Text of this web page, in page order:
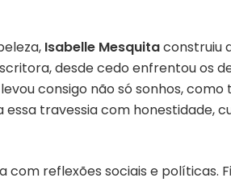
Isabelle Mesquitaconstruiu
desde cedo enfrentou os
consigo não só sonhos,
essa travessia com honestidade,
reflexões sociais e políticas.